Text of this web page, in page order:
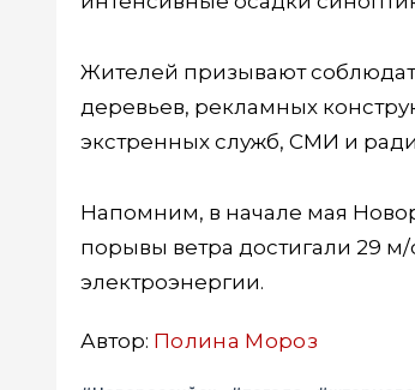
Жителей призывают
деревьев, рекламных
экстренных служб, СМИ и
Напомним, в начале мая
порывы ветра достигали 29
электроэнергии.
Автор: Полина Мороз